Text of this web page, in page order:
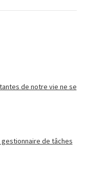
de notre vie ne se
de tâches